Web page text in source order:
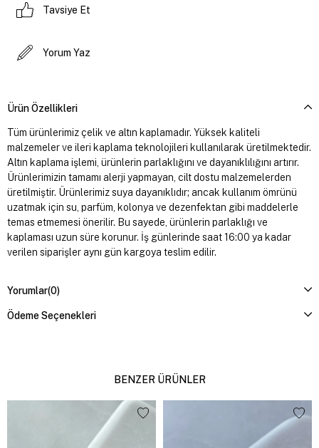
Tavsiye Et
Yorum Yaz
Ürün Özellikleri
Tüm ürünlerimiz çelik ve altın kaplamadır. Yüksek kaliteli
malzemeler ve ileri kaplama teknolojileri kullanılarak üretilmektedir.
Altın kaplama işlemi, ürünlerin parlaklığını ve dayanıklılığını artırır.
Ürünlerimizin tamamı alerji yapmayan, cilt dostu malzemelerden
üretilmiştir. Ürünlerimiz suya dayanıklıdır; ancak kullanım ömrünü
uzatmak için su, parfüm, kolonya ve dezenfektan gibi maddelerle
temas etmemesi önerilir. Bu sayede, ürünlerin parlaklığı ve
kaplaması uzun süre korunur. İş günlerinde saat 16:00 ya kadar
verilen siparişler aynı gün kargoya teslim edilir.
Yorumlar(0)
Ödeme Seçenekleri
BENZER ÜRÜNLER